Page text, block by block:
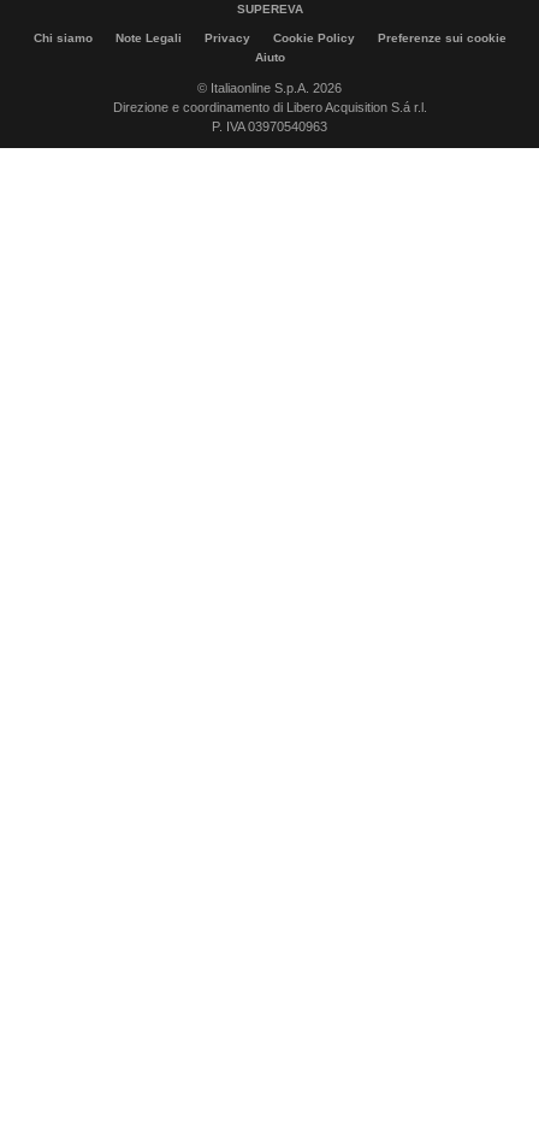
SUPEREVA
Chi siamo Note Legali Privacy Cookie Policy
Preferenze sui cookie
Aiuto
© Italiaonline S.p.A. 2026
Direzione e coordinamento di Libero Acquisition S.á r.l.
P. IVA 03970540963